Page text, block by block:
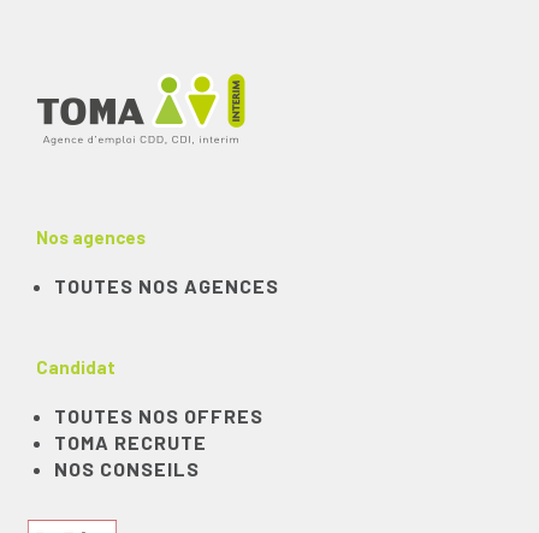
Nos agences
TOUTES NOS AGENCES
Candidat
TOUTES NOS OFFRES
TOMA RECRUTE
NOS CONSEILS